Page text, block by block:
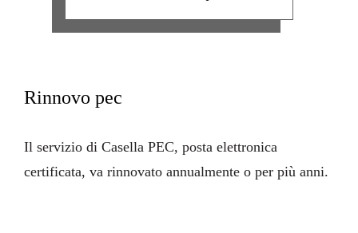
Rinnovo pec
Il servizio di Casella PEC, posta elettronica
certificata, va rinnovato annualmente o per più anni.